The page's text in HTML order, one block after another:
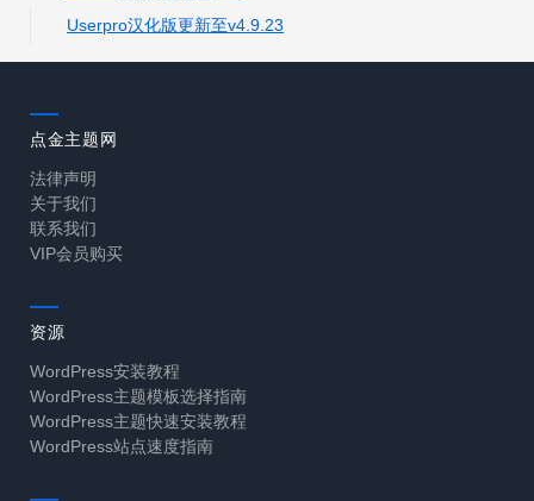
Userpro汉化版更新至v4.9.23
点金主题网
法律声明
关于我们
联系我们
VIP会员购买
资源
WordPress安装教程
WordPress主题模板选择指南
WordPress主题快速安装教程
WordPress站点速度指南